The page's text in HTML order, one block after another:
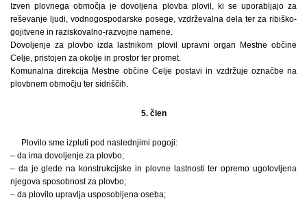
Izven plovnega območja je dovoljena plovba plovil, ki se uporabljajo za
reševanje ljudi, vodnogospodarske posege, vzdrževalna dela ter za ribiško-
gojitvene in raziskovalno-razvojne namene.
Dovoljenje za plovbo izda lastnikom plovil upravni organ Mestne občine
Celje, pristojen za okolje in prostor ter promet.
Komunalna direkcija Mestne občine Celje postavi in vzdržuje označbe na
plovbnem območju ter sidriščih.
5. člen
Plovilo sme izpluti pod naslednjimi pogoji:
– da ima dovoljenje za plovbo;
– da je glede na konstrukcijske in plovne lastnosti ter opremo ugotovljena
njegova sposobnost za plovbo;
– da plovilo upravlja usposobljena oseba;